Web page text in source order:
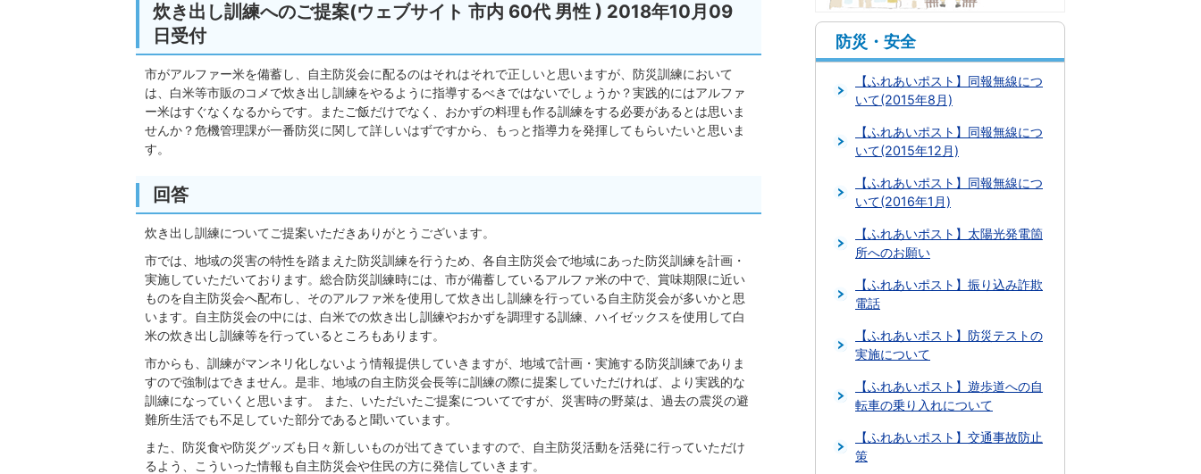
炊き出し訓練へのご提案(ウェブサイト 市内 60代 男性 ) 2018年10月09
日受付
市がアルファー米を備蓄し、自主防災会に配るのはそれはそれで正しいと思いますが、防災訓練において
は、白米等市販のコメで炊き出し訓練をやるように指導するべきではないでしょうか？実践的にはアルファ
ー米はすぐなくなるからです。またご飯だけでなく、おかずの料理も作る訓練をする必要があるとは思いま
せんか？危機管理課が一番防災に関して詳しいはずですから、もっと指導力を発揮してもらいたいと思いま
す。
回答
炊き出し訓練についてご提案いただきありがとうございます。
市では、地域の災害の特性を踏まえた防災訓練を行うため、各自主防災会で地域にあった防災訓練を計画・
実施していただいております。総合防災訓練時には、市が備蓄しているアルファ米の中で、賞味期限に近い
ものを自主防災会へ配布し、そのアルファ米を使用して炊き出し訓練を行っている自主防災会が多いかと思
います。自主防災会の中には、白米での炊き出し訓練やおかずを調理する訓練、ハイゼックスを使用して白
米の炊き出し訓練等を行っているところもあります。
市からも、訓練がマンネリ化しないよう情報提供していきますが、地域で計画・実施する防災訓練でありま
すので強制はできません。是非、地域の自主防災会長等に訓練の際に提案していただければ、より実践的な
訓練になっていくと思います。 また、いただいたご提案についてですが、災害時の野菜は、過去の震災の避
難所生活でも不足していた部分であると聞いています。
また、防災食や防災グッズも日々新しいものが出てきていますので、自主防災活動を活発に行っていただけ
るよう、こういった情報も自主防災会や住民の方に発信していきます。
防災・安全
【ふれあいポスト】同報無線につ
いて(2015年8月)
【ふれあいポスト】同報無線につ
いて(2015年12月)
【ふれあいポスト】同報無線につ
いて(2016年1月)
【ふれあいポスト】太陽光発電箇
所へのお願い
【ふれあいポスト】振り込み詐欺
電話
【ふれあいポスト】防災テストの
実施について
【ふれあいポスト】遊歩道への自
転車の乗り入れについて
【ふれあいポスト】交通事故防止
策